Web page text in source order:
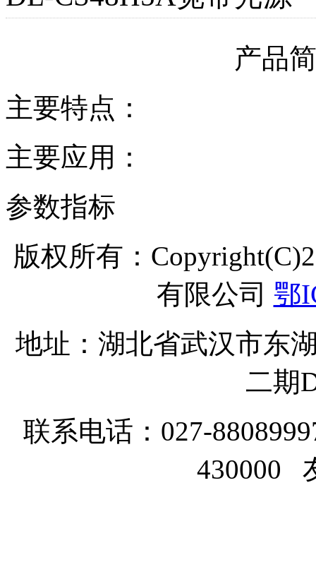
产品
主要特点：
主要应用：
参数指标
版权所有：
有限公司 鄂
地址：湖北省武汉市东
二期
联系电话：027-
430000